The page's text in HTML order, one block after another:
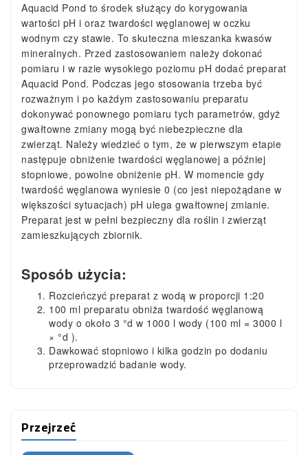
Aquacid Pond to środek służący do korygowania
wartości pH i oraz twardości węglanowej w oczku
wodnym czy stawie. To skuteczna mieszanka kwasów
mineralnych. Przed zastosowaniem należy dokonać
pomiaru i w razie wysokiego poziomu pH dodać preparat
Aquacid Pond. Podczas jego stosowania trzeba być
rozważnym i po każdym zastosowaniu preparatu
dokonywać ponownego pomiaru tych parametrów, gdyż
gwałtowne zmiany mogą być niebezpieczne dla
zwierząt. Należy wiedzieć o tym, że w pierwszym etapie
następuje obniżenie twardości węglanowej a później
stopniowe, powolne obniżenie pH. W momencie gdy
twardość węglanowa wyniesie 0 (co jest niepożądane w
większości sytuacjach) pH ulega gwałtownej zmianie.
Preparat jest w pełni bezpieczny dla roślin i zwierząt
zamieszkujących zbiornik.
Sposób użycia:
Rozcieńczyć preparat z wodą w proporcji 1:20
100 ml preparatu obniża twardość węglanową
wody o około 3 °d w 1000 l wody (100 ml = 3000 l
× °d ).
Dawkować stopniowo i kilka godzin po dodaniu
przeprowadzić badanie wody.
Przejrzeć